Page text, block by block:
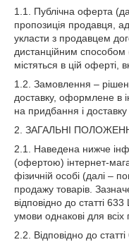
1.1. Публічна оферта
пропозиція продавця,
укласти з продавцем
дистанційним
містяться в цій оферті,
1.2. Замовлення –
доставку, оформлене в
на придбання і доставку
2. ЗАГАЛЬНІ
2.1. Наведена нижче
(офертою) інтернет-
фізичній особі (далі –
продажу товарів.
відповідно до статті
умови однакові для всіх
2.2. Відповідно до